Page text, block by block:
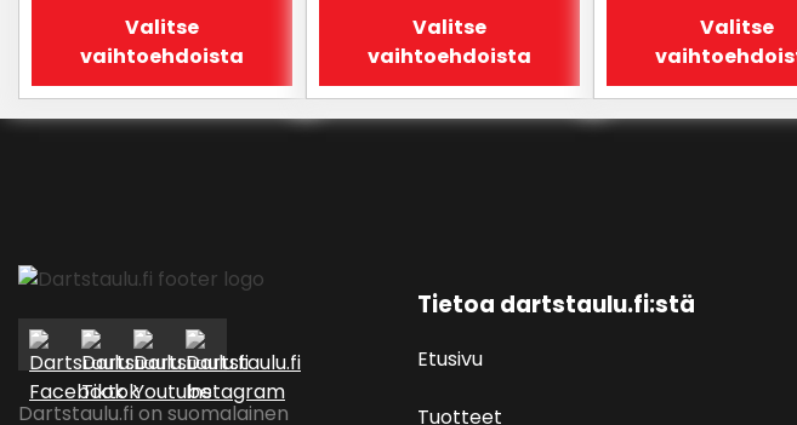
Valitse
vaihtoehdoista
tuotteen
Valitse
vaihtoehdoista
tuotteen
Valitse
tuotteen
Dartstaulu.fi on suomalainen
Tietoa dartstaulu.fi:stä
Etusivu
Tuotteet